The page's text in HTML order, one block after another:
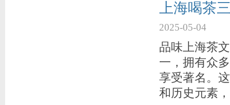
上海喝茶
2025-05-04
品味上海茶
一，拥有众
享受著名。
和历史元素